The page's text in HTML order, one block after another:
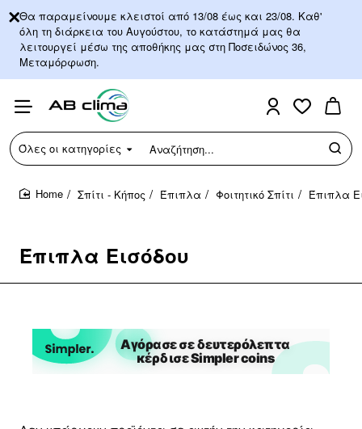
Θα παραμείνουμε κλειστοί από 13/08 έως και 23/08. Καθ'
όλη τη διάρκεια του Αυγούστου, το κατάστημά μας θα
λειτουργεί μέσω της αποθήκης μας στη Ποσειδώνος 36,
Μεταμόρφωση.
Όλες οι κατηγορίες
Αναζήτηση...
Έπιπλα Εισόδου
Σπίτι - Κήπος Έπιπλα Φοιτητικό Σπίτι Έπιπλα